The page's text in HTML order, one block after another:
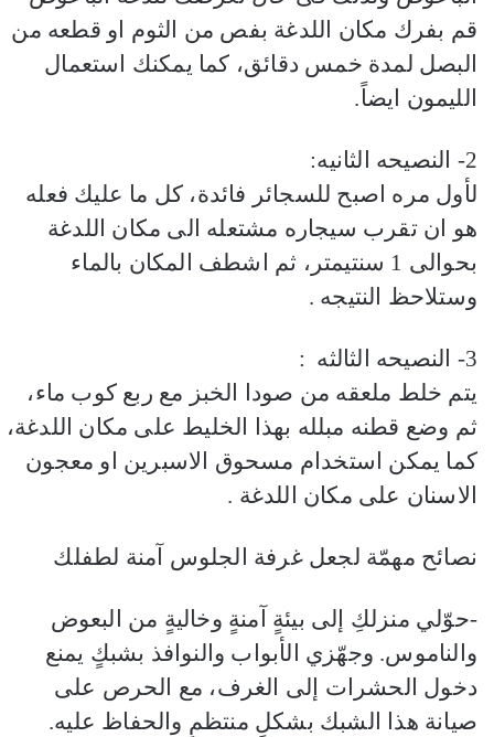
قم بفرك مكان اللدغة بفص من الثوم او قطعه من
البصل لمدة خمس دقائق، كما يمكنك استعمال
الليمون ايضاً.
2- النصيحه الثانيه:
لأول مره اصبح للسجائر فائدة، كل ما عليك فعله
هو ان تقرب سيجاره مشتعله الى مكان اللدغة
بحوالى 1 سنتيمتر، ثم اشطف المكان بالماء
وستلاحظ النتيجه .
3- النصيحه الثالثه :
يتم خلط ملعقه من صودا الخبز مع ربع كوب ماء،
ثم وضع قطنه مبلله بهذا الخليط على مكان اللدغة،
كما يمكن استخدام مسحوق الاسبرين او معجون
الاسنان على مكان اللدغة .
نصائح مهمّة لجعل غرفة الجلوس آمنة لطفلك
-حوّلي منزلكِ إلى بيئةٍ آمنةٍ وخاليةٍ من البعوض
والناموس. وجهّزي الأبواب والنوافذ بشبكٍ يمنع
دخول الحشرات إلى الغرف، مع الحرص على
صيانة هذا الشبك بشكلٍ منتظمٍ والحفاظ عليه.